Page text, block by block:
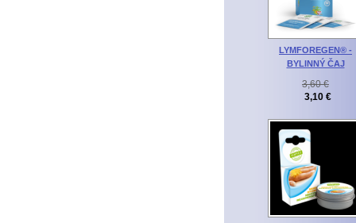
LYMFOREGEN® -
BYLINNÝ ČAJ
3,60 €
3,10 €